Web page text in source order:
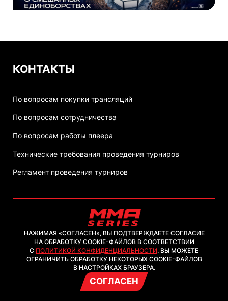
КОНТАКТЫ
По вопросам покупки трансляций
По вопросам сотрудничества
По вопросам работы плеера
Технические требования проведения турниров
Регламент проведения турниров
Политика обработки персональных данных
2026, ООО "ММА-ТВ.КОМ"
НАЖИМАЯ «СОГЛАСЕН», ВЫ ПОДТВЕРЖДАЕТЕ СОГЛАСИЕ
НА ОБРАБОТКУ COOKIE-ФАЙЛОВ В СООТВЕТСТВИИ
С ПОЛИТИКОЙ КОНФИДЕНЦИАЛЬНОСТИ. ВЫ МОЖЕТЕ
ОГРАНИЧИТЬ ОБРАБОТКУ НЕКОТОРЫХ COOKIE-ФАЙЛОВ
В НАСТРОЙКАХ БРАУЗЕРА.
СОГЛАСЕН